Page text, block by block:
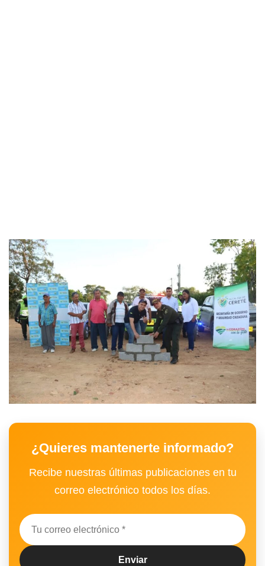
¿Quieres mantenerte informado?
Recibe nuestras últimas publicaciones en tu
correo electrónico todos los días.